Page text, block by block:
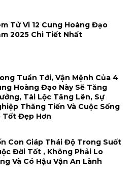
Tử Vi 12 Cung Hoàng Đạo
2025 Chi Tiết Nhất
Tuần Tới, Vận Mệnh Của 4
Hoàng Đạo Này Sẽ Tăng
Tài Lộc Tăng Lên, Sự
Thăng Tiến Và Cuộc Sống
Tốt Đẹp Hơn
Con Giáp Thái Độ Trong Suốt
Đời Tốt , Không Phải Lo
Và Có Hậu Vận An Lành